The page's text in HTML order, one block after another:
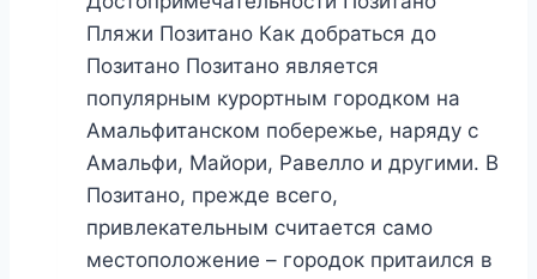
Пляжи Позитано Как добраться до
Позитано Позитано является
популярным курортным городком на
Амальфитанском побережье, наряду с
Амальфи, Майори, Равелло и другими. В
Позитано, прежде всего,
привлекательным считается само
местоположение – городок притаился в